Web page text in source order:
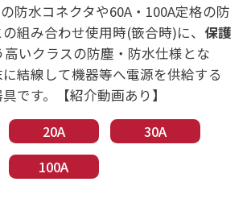
防水コネクタや60A・100A定格の防
組み合わせ使用時(篏合時)に、 保護
高いクラスの防塵・防水仕様とな
結線して機器等へ電源を供給する
です。【紹介動画あり】
20A
30A
100A